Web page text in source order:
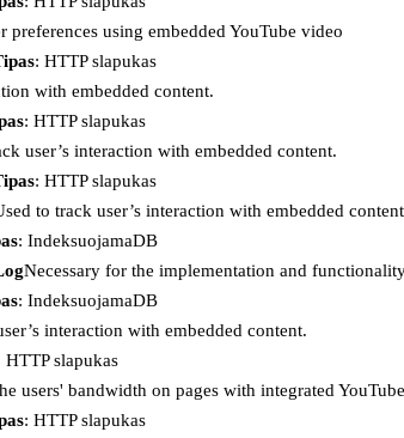
preferences using embedded YouTube video
: HTTP slapukas
with embedded content.
: HTTP slapukas
user’s interaction with embedded content.
: HTTP slapukas
to track user’s interaction with embedded
: IndeksuojamaDB
Necessary for the implementation and
: IndeksuojamaDB
interaction with embedded content.
HTTP slapukas
users' bandwidth on pages with integrated
: HTTP slapukas